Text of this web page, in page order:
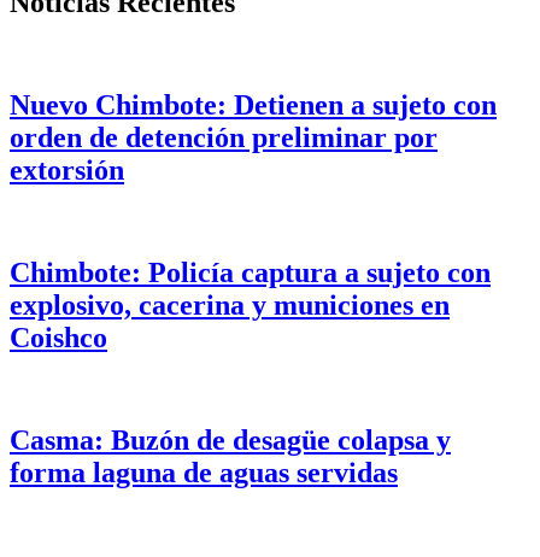
Nuevo Chimbote: Detienen a sujeto con
orden de detención preliminar por
extorsión
Chimbote: Policía captura a sujeto con
explosivo, cacerina y municiones en
Coishco
Casma: Buzón de desagüe colapsa y
forma laguna de aguas servidas